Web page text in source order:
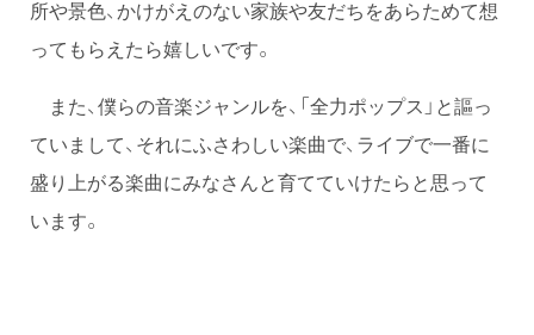
所や景色、かけがえのない家族や友だちをあらためて想
ってもらえたら嬉しいです。
また、僕らの音楽ジャンルを、「全力ポップス」と謳っ
ていまして、それにふさわしい楽曲で、ライブで一番に
盛り上がる楽曲にみなさんと育てていけたらと思って
います。